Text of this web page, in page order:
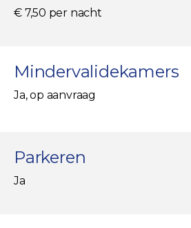
€ 7,50 per nacht
Mindervalidekamers
Ja, op aanvraag
Parkeren
Ja